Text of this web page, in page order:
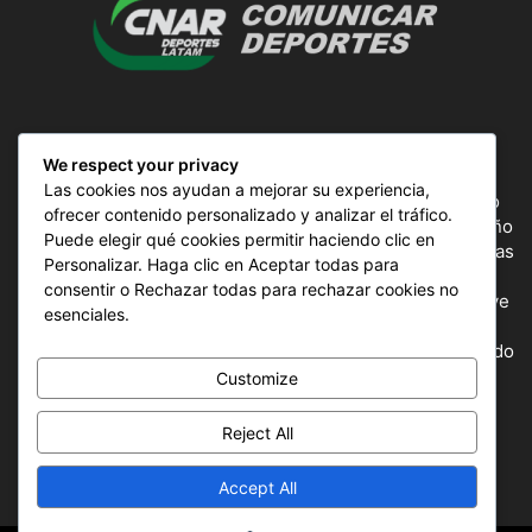
ComunicAr Deportes es un proyecto de noticias creado
por el director y Productor argentino Ale Gordillo en el año
2018, perteneciente a CnAr Latam y MS Interactiva noticias
deportivas de todo el continente latinoamericano y el
mundo, todos los deportes en un solo sitio, donde se vive
la pasión por esta actividad, nuestros periodistas
capacitados para mostrar la información precisa del mundo
deportivo.
SÍGUENOS
We respect your privacy
Las cookies nos ayudan a mejorar su experiencia,
ofrecer contenido personalizado y analizar el tráfico.
Puede elegir qué cookies permitir haciendo clic en
Personalizar. Haga clic en Aceptar todas para
consentir o Rechazar todas para rechazar cookies no
esenciales.
Customize
Reject All
Accept All